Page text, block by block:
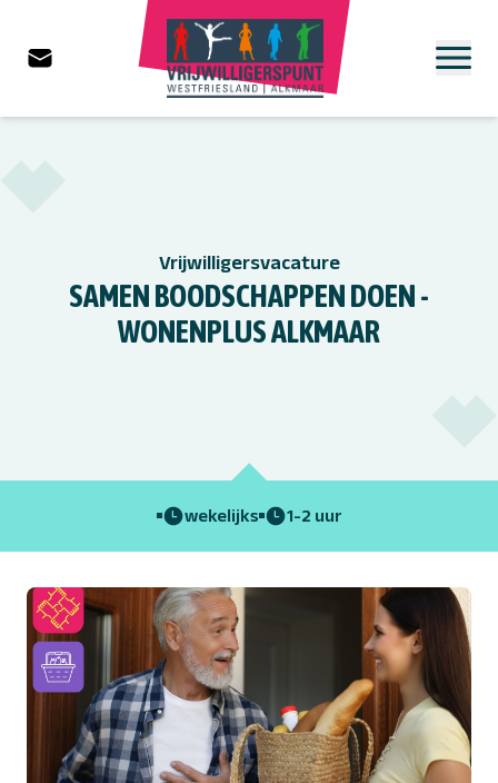
Vrijwilligersvacature
SAMEN BOODSCHAPPEN DOEN -
WONENPLUS ALKMAAR
wekelijks 1-2 uur